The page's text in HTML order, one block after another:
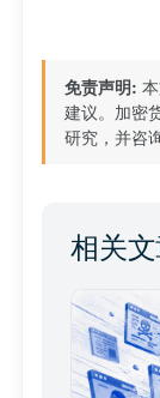
免责声明:
建议。加密
研究，并咨
相关